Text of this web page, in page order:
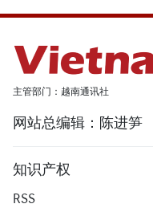
主管部门：越南通讯社
网站总编辑：陈进笋
知识产权
RSS